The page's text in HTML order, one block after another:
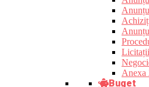
Anexa
Buget